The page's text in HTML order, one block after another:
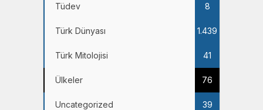
Tüdev 8
Türk Dünyası 1.439
Türk Mitolojisi 41
Ülkeler 76
Uncategorized 39